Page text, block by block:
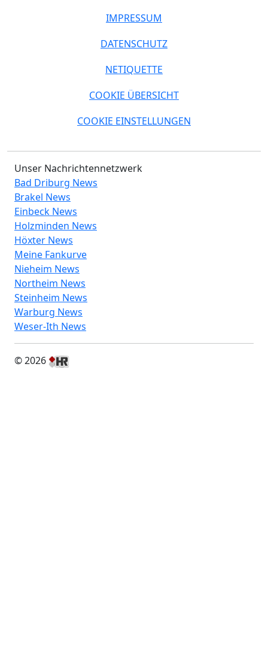
IMPRESSUM
DATENSCHUTZ
NETIQUETTE
COOKIE ÜBERSICHT
COOKIE EINSTELLUNGEN
Unser Nachrichtennetzwerk
Bad Driburg News
Brakel News
Einbeck News
Holzminden News
Höxter News
Meine Fankurve
Nieheim News
Northeim News
Steinheim News
Warburg News
Weser-Ith News
© 2026